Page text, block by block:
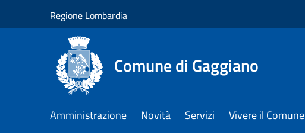
Regione Lombardia
Comune di Gaggiano
Amministrazione Novità Servizi Vivere il Comune